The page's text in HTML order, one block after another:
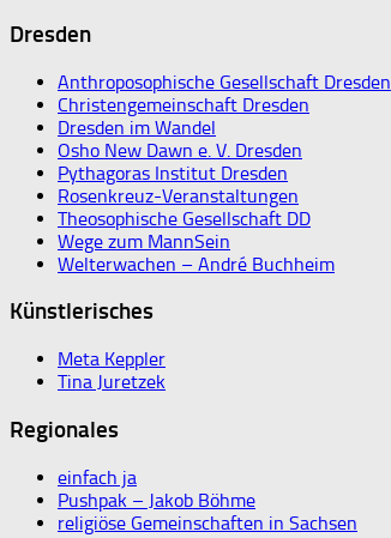
Dresden
Anthroposophische Gesellschaft Dresden
Christengemeinschaft Dresden
Dresden im Wandel
Osho New Dawn e. V. Dresden
Pythagoras Institut Dresden
Rosenkreuz-Veranstaltungen
Theosophische Gesellschaft DD
Wege zum MannSein
Welterwachen – André Buchheim
Künstlerisches
Meta Keppler
Tina Juretzek
Regionales
einfach ja
Pushpak – Jakob Böhme
religiöse Gemeinschaften in Sachsen